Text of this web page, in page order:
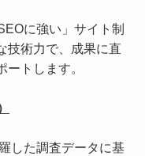
に強い」サイト制
技術力で、成果に直
トします。
した調査データに基